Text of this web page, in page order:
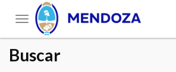
Toggle
navigation
Buscar